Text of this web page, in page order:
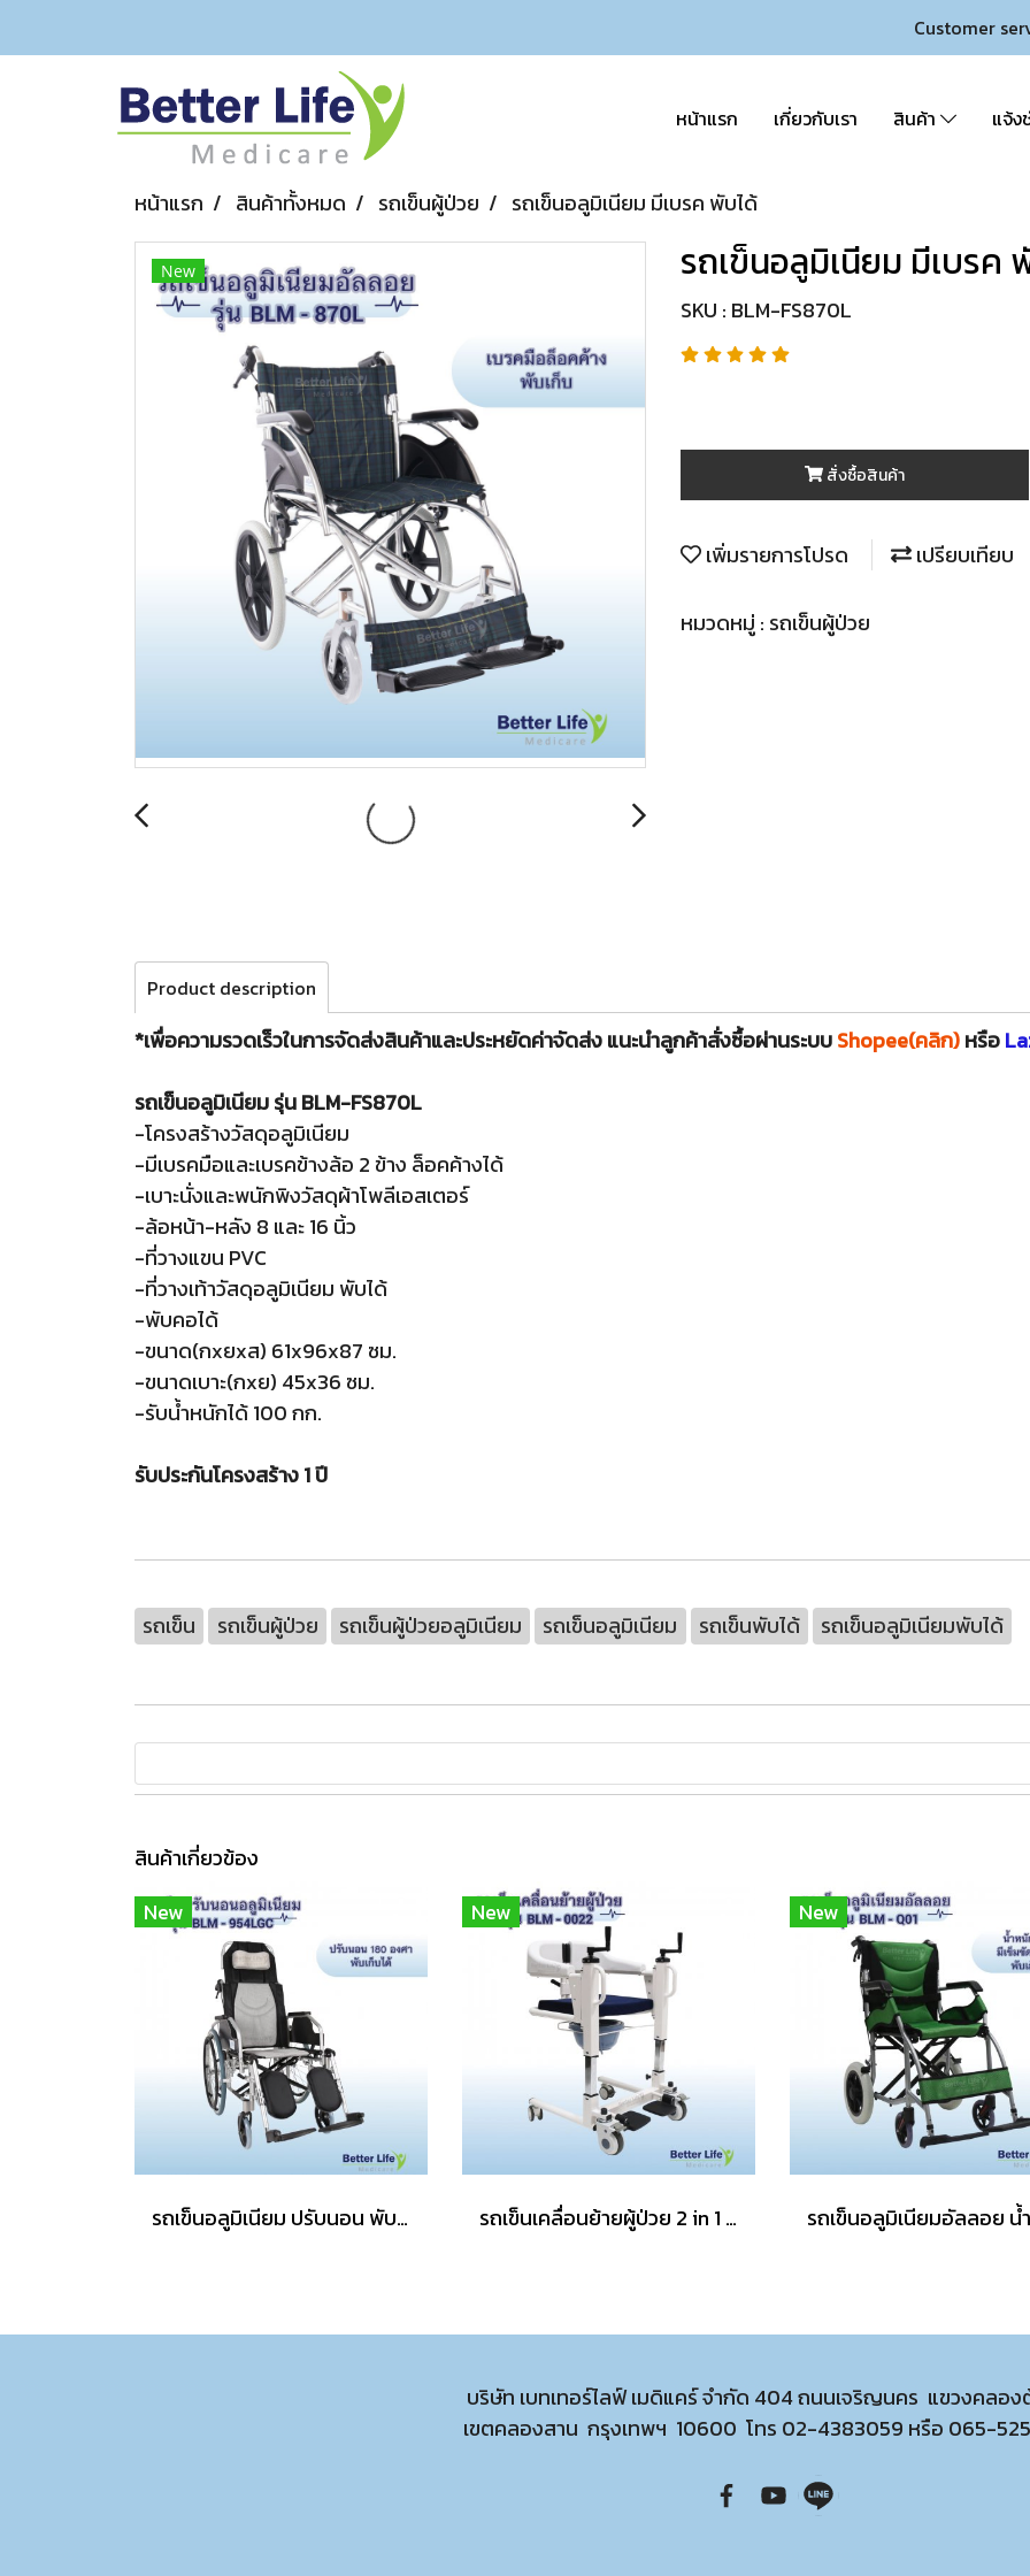
Customer
หน้าแรก เกี่ยวกับเรา สินค้า แจ้ง
หน้าแรก สินค้าทั้งหมด รถเข็นผู้ป่วย รถเข็นอลูมิเนียม มีเบรค พับได้
New รถเข็นอลูมิเนียม มีเบรค
SKU : BLM-FS870L
สั่งซื้อสินค้า
เพิ่มรายการโปรด เปรียบเทียบ
หมวดหมู่ : รถเข็นผู้ป่วย
Product description
*เพื่อความรวดเร็วในการจัดส่งสินค้าและประหยัดค่าจัดส่ง แนะนำลูกค้าสั่งซื้อผ่านระบบShopee(คลิก)หรือ
รถเข็นอลูมิเนียม รุ่น BLM-FS870L
-โครงสร้างวัสดุอลูมิเนียม
-มีเบรคมือและเบรคข้างล้อ 2 ข้าง ล็อคค้างได้
-เบาะนั่งและพนักพิงวัสดุผ้าโพลีเอสเตอร์
-ล้อหน้า-หลัง 8 และ 16 นิ้ว
-ที่วางแขน PVC
-ที่วางเท้าวัสดุอลูมิเนียม พับได้
-พับคอได้
-ขนาด(กxยxส) 61x96x87 ซม.
-ขนาดเบาะ(กxย) 45x36 ซม.
-รับน้ำหนักได้ 100 กก.
รับประกันโครงสร้าง 1 ปี
รถเข็น รถเข็นผู้ป่วย รถเข็นผู้ป่วยอลูมิเนียม รถเข็นอลูมิเนียม รถเข็นพับได้ รถเข็นอลูมิเนียมพับได้
สินค้าเกี่ยวข้อง
New
รถเข็นอลูมิเนียม ปรับนอน พับได้
New
รถเข็นเคลื่อนย้ายผู้ป่วย 2 in 1 อุปกรณ์เคลื่อนย้ายผู้ป่วยติดเตียง รถเข็นสำหรับผู้ป่วยติดเตียง
New
บริษัท เบทเทอร์ไลฟ์ เมดิแคร์ จำกัด 404 ถนนเจริญนคร แขวงคลอง
เขตคลองสาน กรุงเทพฯ 10600 โทร 02-4383059 หรือ 065-